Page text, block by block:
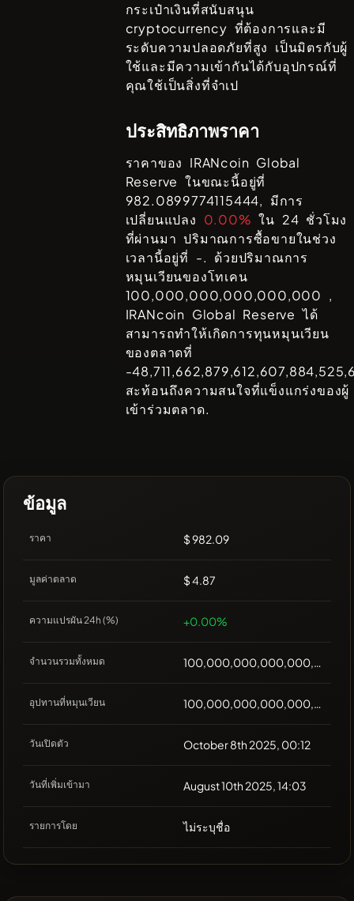
กระเป๋าเงินที่สนับสนุน
cryptocurrency ที่ต้องการและมี
ระดับความปลอดภัยที่สูง เป็นมิตรกับผู้
ใช้และมีความเข้ากันได้กับอุปกรณ์ที่
คุณใช้เป็นสิ่งที่จำเป
ประสิทธิภาพราคา
ราคาของ IRANcoin Global
Reserve ในขณะนี้อยู่ที่
982.0899774115444, มีการ
เปลี่ยนแปลง 0.00% ใน 24 ชั่วโมง
ที่ผ่านมา ปริมาณการซื้อขายในช่วง
เวลานี้อยู่ที่ -. ด้วยปริมาณการ
หมุนเวียนของโทเคน
100,000,000,000,000,000 ,
IRANcoin Global Reserve ได้
สามารถทำให้เกิดการทุนหมุนเวียน
ของตลาดที่
-
สะท้อนถึงความสนใจที่แข็งแกร่งของผู้
เข้าร่วมตลาด.
ข้อมูล
ราคา $ 982.09
มูลค่าตลาด $ 4.87
ความแปรผัน 24h (%) +0.00%
จำนวนรวมทั้งหมด 100,000,000,000,000,000
อุปทานที่หมุนเวียน 100,000,000,000,000,000
วันเปิดตัว October 8th 2025, 00:12
วันที่เพิ่มเข้ามา August 10th 2025, 14:03
รายการโดย ไม่ระบุชื่อ